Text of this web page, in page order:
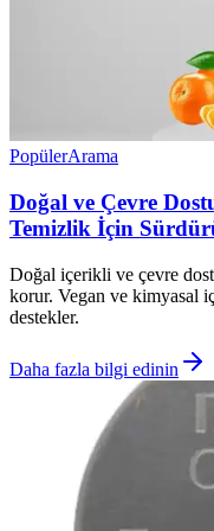
PopülerArama
Doğal ve Çevre
Temizlik İçin
Doğal içerikli ve çevre
korur. Vegan ve kimyasal
destekler.
Daha fazla bilgi edinin